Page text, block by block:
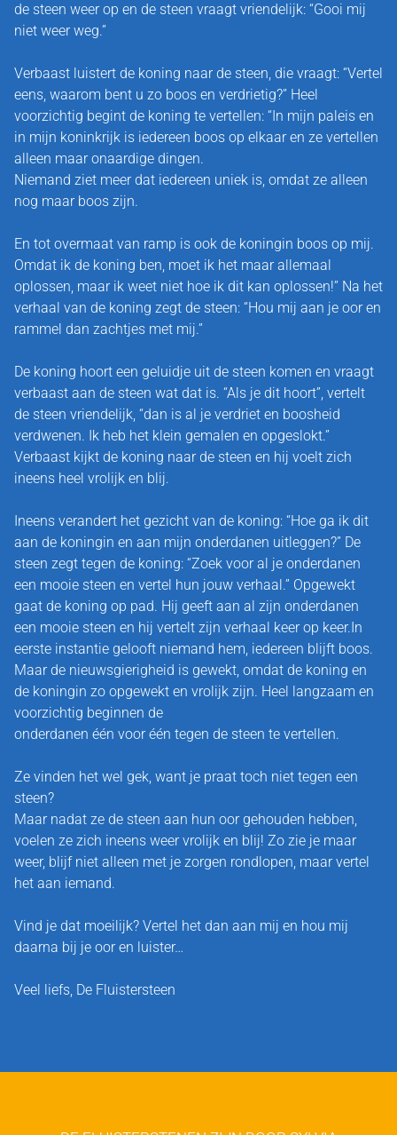
SYLVIA DOLMANS
KUNST OVERZICHT
EEN WORKSHOP
DE FLUISTERSTEEN
AGENDA
SCHILDERIJEN OP LOCATIE
CONTACT
de steen weer op en de steen vraagt vriendelijk: “Gooi mij
niet weer weg.”
Verbaast luistert de koning naar de steen, die vraagt: “Vertel
eens, waarom bent u zo boos en verdrietig?” Heel
voorzichtig begint de koning te vertellen: “In mijn paleis en
in mijn koninkrijk is iedereen boos op elkaar en ze vertellen
alleen maar onaardige dingen.
Niemand ziet meer dat iedereen uniek is, omdat ze alleen
nog maar boos zijn.
En tot overmaat van ramp is ook de koningin boos op mij.
Omdat ik de koning ben, moet ik het maar allemaal
oplossen, maar ik weet niet hoe ik dit kan oplossen!” Na het
verhaal van de koning zegt de steen: “Hou mij aan je oor en
rammel dan zachtjes met mij.”
De koning hoort een geluidje uit de steen komen en vraagt
verbaast aan de steen wat dat is. “Als je dit hoort”, vertelt
de steen vriendelijk, “dan is al je verdriet en boosheid
verdwenen. Ik heb het klein gemalen en opgeslokt.”
Verbaast kijkt de koning naar de steen en hij voelt zich
ineens heel vrolijk en blij.
Ineens verandert het gezicht van de koning: “Hoe ga ik dit
aan de koningin en aan mijn onderdanen uitleggen?” De
steen zegt tegen de koning: “Zoek voor al je onderdanen
een mooie steen en vertel hun jouw verhaal.” Opgewekt
gaat de koning op pad. Hij geeft aan al zijn onderdanen
een mooie steen en hij vertelt zijn verhaal keer op keer.In
eerste instantie gelooft niemand hem, iedereen blijft boos.
Maar de nieuwsgierigheid is gewekt, omdat de koning en
de koningin zo opgewekt en vrolijk zijn. Heel langzaam en
voorzichtig beginnen de
onderdanen één voor één tegen de steen te vertellen.
Ze vinden het wel gek, want je praat toch niet tegen een
steen?
Maar nadat ze de steen aan hun oor gehouden hebben,
voelen ze zich ineens weer vrolijk en blij! Zo zie je maar
weer, blijf niet alleen met je zorgen rondlopen, maar vertel
het aan iemand.
Vind je dat moeilijk? Vertel het dan aan mij en hou mij
daarna bij je oor en luister…
Veel liefs, De Fluistersteen